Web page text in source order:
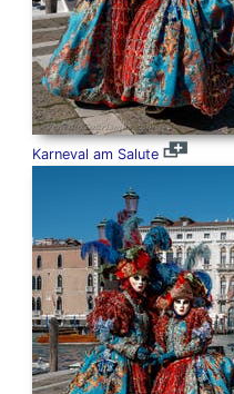
Karneval am Salute